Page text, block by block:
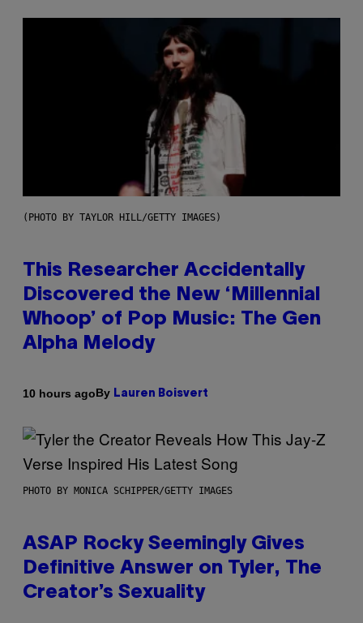
(PHOTO BY TAYLOR HILL/GETTY IMAGES)
This Researcher Accidentally
Discovered the New ‘Millennial
Whoop’ of Pop Music: The Gen
Alpha Melody
10 hours agoBy Lauren Boisvert
PHOTO BY MONICA SCHIPPER/GETTY IMAGES
ASAP Rocky Seemingly Gives
Definitive Answer on Tyler, The
Creator’s Sexuality